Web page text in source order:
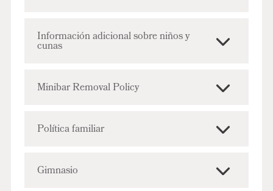
Información adicional sobre niños y
cunas
Minibar Removal Policy
Política familiar
Gimnasio